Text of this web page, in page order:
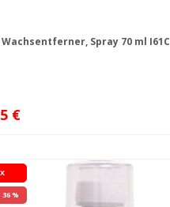
Wachsentferner, Spray 70 ml I61C
5 €
%